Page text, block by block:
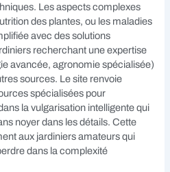
Les aspects complexes
des plantes, ou les maladies
avec des solutions
recherchant une expertise
avancée, agronomie spécialisée)
sources. Le site renvoie
spécialisées pour
la vulgarisation intelligente qui
noyer dans les détails. Cette
aux jardiniers amateurs qui
dans la complexité